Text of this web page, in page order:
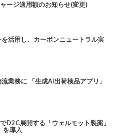
ージ適用額のお知らせ(変更)
活用し、カーボンニュートラル実
業務に 「生成AI出荷検品アプリ」
D2C展開する「ウェルモット製薬」
を導入